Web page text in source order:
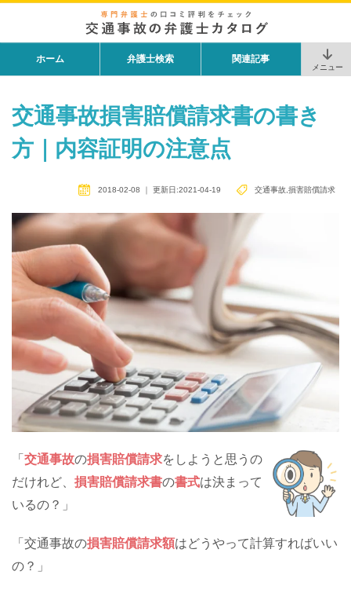
ホーム 弁護士検索 関連記事
メニュー
交通事故損害賠償請求書の書き
方｜内容証明の注意点
2018-02-08 ｜更新日:2021-04-19 交通事故,損害賠償請求
「 交通事故の損害賠償請求をしようと思うの
だけれど、 損害賠償請求書の書式は決まって
いるの？」
「交通事故の損害賠償請求額はどうやって計算すればいい
の？」